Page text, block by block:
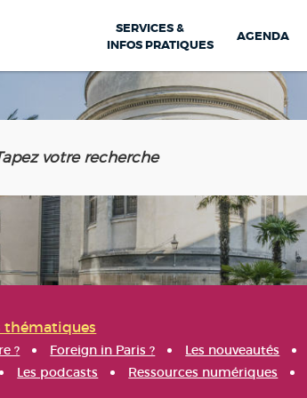
SERVICES &
INFOS PRATIQUES
AGENDA
thématiques
? Foreign in Paris ? Les nouveautés
Les podcasts Ressources numériques